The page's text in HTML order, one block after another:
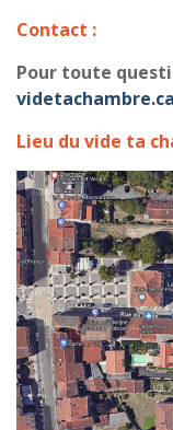
Contact :
Pour toute
Lieu du vide ta